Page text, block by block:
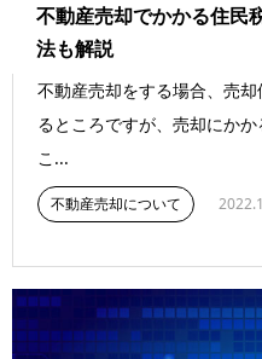
不動産売却でかかる住民
法も解説
不動産売却をする場合、売
るところですが、売却にか
こ...
不動産売却について